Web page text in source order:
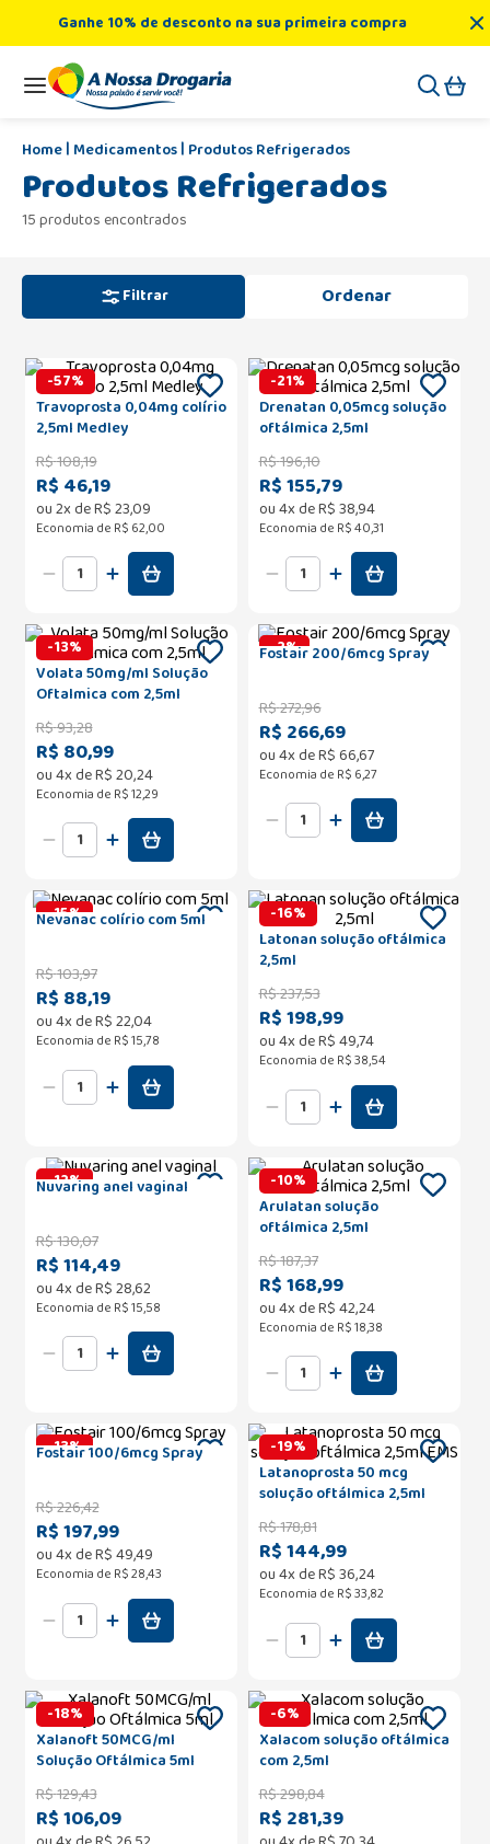
Ganhe 10% de desconto na sua primeira compra
Medicamentos Produtos Refrigerados
Produtos Refrigerados
15 produtos encontrados
Filtrar
-57%
Travoprosta 0,04mg colírio
2,5ml Medley
R$108,19
R$ 46,19
ou2x deR$23,09
Economia de R$ 62,00
-21%
Drenatan 0,05mcg solução
oftálmica 2,5ml
R$196,10
R$ 155,79
ou4x deR$38,94
Economia de R$ 40,31
-13%
Volata 50mg/ml Solução
Oftalmica com 2,5ml
R$93,28
R$ 80,99
ou4x deR$20,24
Economia de R$ 12,29
-2%
Fostair 200/6mcg Spray
R$272,96
R$ 266,69
ou4x deR$66,67
Economia de R$ 6,27
-15%
Nevanac colírio com 5ml
R$103,97
R$ 88,19
ou4x deR$22,04
Economia de R$ 15,78
-16%
Latonan solução oftálmica
2,5ml
R$237,53
R$ 198,99
ou4x deR$49,74
Economia de R$ 38,54
-12%
Nuvaring anel vaginal
R$130,07
R$ 114,49
ou4x deR$28,62
Economia de R$ 15,58
-10%
Arulatan solução
oftálmica 2,5ml
R$187,37
R$ 168,99
ou4x deR$42,24
Economia de R$ 18,38
-13%
Fostair 100/6mcg Spray
R$226,42
R$ 197,99
ou4x deR$49,49
Economia de R$ 28,43
-19%
Latanoprosta 50 mcg
solução oftálmica 2,5ml
EMS
R$178,81
R$ 144,99
ou4x deR$36,24
Economia de R$ 33,82
-18%
Xalanoft 50MCG/ml
Solução Oftálmica 5ml
R$129,43
R$ 106,09
-6%
Xalacom solução oftálmica
com 2,5ml
R$298,84
R$ 281,39